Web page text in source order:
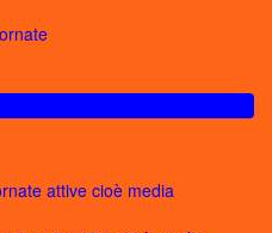
attive cioè media